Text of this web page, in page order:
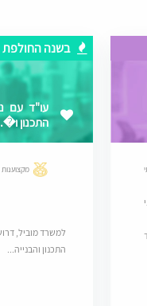
בשנה החולפת
עו"ד עם
התכנון
למשרד מוביל,
התכנון והבנייה...